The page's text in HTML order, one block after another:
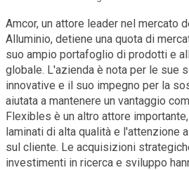
Amcor, un attore leader nel mercato
Alluminio, detiene una quota di
suo ampio portafoglio di prodotti e
globale. L'azienda è nota per le sue
innovative e il suo impegno per la
aiutata a mantenere un vantaggio
Flexibles è un altro attore
laminati di alta qualità e l'attenzione
sul cliente. Le acquisizioni
investimenti in ricerca e sviluppo